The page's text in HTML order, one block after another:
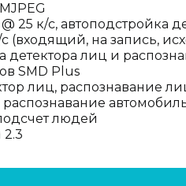
25 к/с, автоподстройка
(входящий, на запись,
детектора лиц и
SMD Plus
лиц, распознавание
людей